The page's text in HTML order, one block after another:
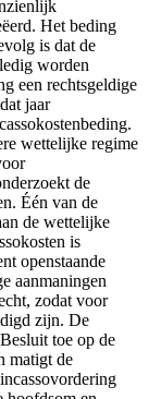
Het beding
is dat de
worden
een rechtsgeldige
jaar
wettelijke regime
de
Één van de
de wettelijke
is
openstaande
aanmaningen
zodat voor
zijn. De
toe op de
matigt de